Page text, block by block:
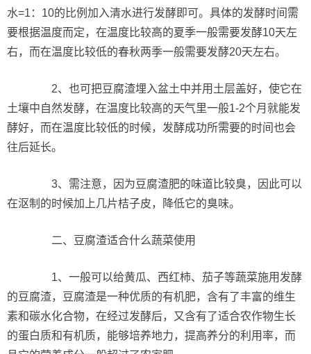
水=1：10的比例加入清水进行发酵即可。具体的发酵时间需
要根据温度而定，在温度比较高的夏季一般需要发酵10天左
右，而在温度比较低的春秋两季一般需要发酵20天左右。
2、也可把豆腐渣埋入盆土中并用土层盖好，使它在
土壤中自然发酵，在温度比较高的天气里一般1-2个月就能发
酵好，而在温度比较低的时候，发酵成功所需要的时间也会
往后延长。
3、需注意，因为豆腐渣肥的味道比较臭，因此可以
在沤制的时候加上几片桔子皮，降低它的臭味。
二、豆腐渣适合什么蔬菜使用
1、一般可以给黄瓜、西红柿、茄子等蔬菜施用发酵
的豆腐渣，豆腐渣是一种优质的有机肥，含有了丰富的维生
素和碳水化合物，在经过发酵后，又含有了适合农作物生长
的蛋白质和有机质，能够培养地力，提高养分的利用率，而